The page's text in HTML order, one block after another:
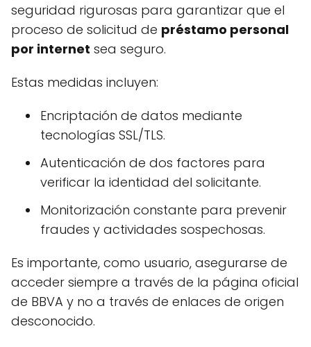
seguridad rigurosas para garantizar que el
proceso de solicitud de préstamo personal
por internet sea seguro.
Estas medidas incluyen:
Encriptación de datos mediante
tecnologías SSL/TLS.
Autenticación de dos factores para
verificar la identidad del solicitante.
Monitorización constante para prevenir
fraudes y actividades sospechosas.
Es importante, como usuario, asegurarse de
acceder siempre a través de la página oficial
de BBVA y no a través de enlaces de origen
desconocido.